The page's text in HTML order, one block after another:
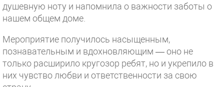
душевную ноту и напомнила о важности заботы о
нашем общем доме.
Мероприятие получилось насыщенным,
познавательным и вдохновляющим — оно не
только расширило кругозор ребят, но и укрепило в
них чувство любви и ответственности за свою